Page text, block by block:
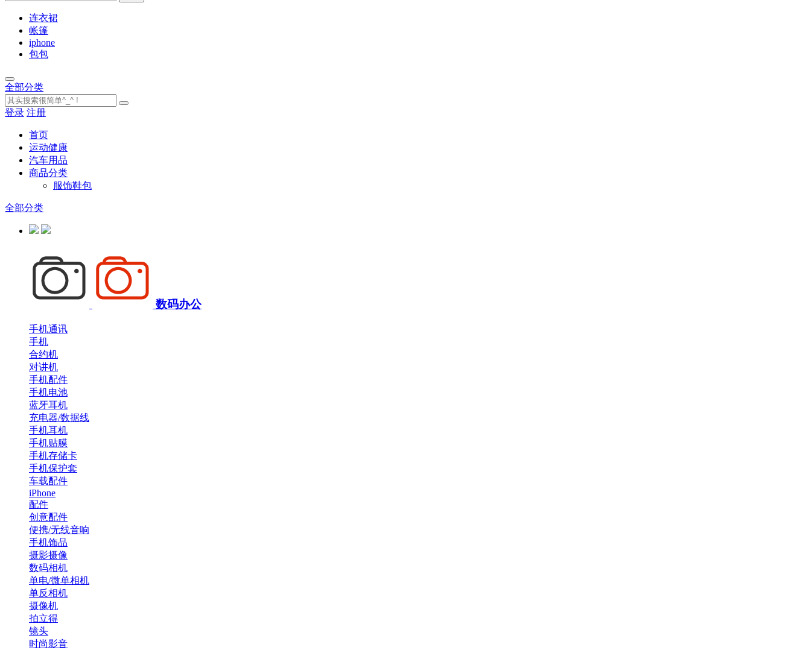
连衣裙
帐篷
iphone
包包
全部分类
登录 注册
首页
运动健康
汽车用品
商品分类
服饰鞋包
全部分类
数码办公
手机通讯
手机
合约机
对讲机
手机配件
手机电池
蓝牙耳机
充电器/数据线
手机耳机
手机贴膜
手机存储卡
手机保护套
车载配件
iPhone
配件
创意配件
便携/无线音响
手机饰品
摄影摄像
数码相机
单电/微单相机
单反相机
摄像机
拍立得
镜头
时尚影音